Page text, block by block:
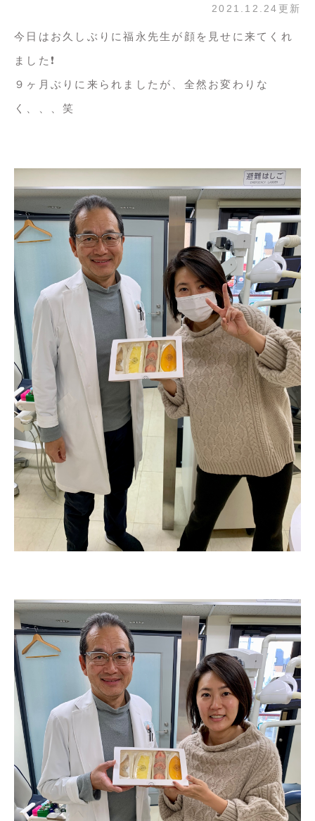
2021.12.24更新
今日はお久しぶりに福永先生が顔を見せに来てくれ
ました❗️
９ヶ月ぶりに来られましたが、全然お変わりな
く、、、笑